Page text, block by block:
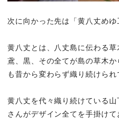
次に向かった先は「黄八丈めゆ
黄八丈とは、八丈島に伝わる草
鳶、黒、その全てが島の草木
も昔から変わらず織り続けられ
黄八丈を代々織り続けている
さんがデザイン全てを手掛け